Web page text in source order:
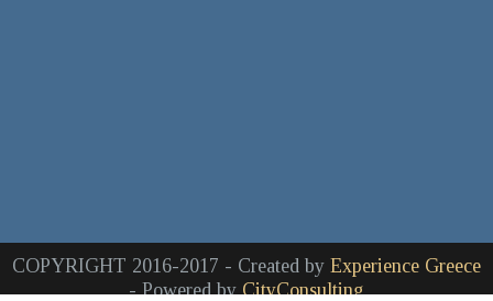
COPYRIGHT 2016-2017 - Created by Experience Greece
- Powered byCityConsulting